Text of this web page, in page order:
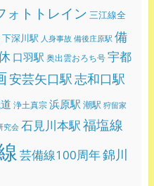
ォトトレイン 三江線全
下深川駅 人身事故 備後庄原駅 備
口羽駅 奥出雲おろち号 宇都
安芸矢口駅志和口駅
浄土真宗 浜原駅 潮駅 狩留家
究会 石見川本駅福塩線
芸備線100周年錦川